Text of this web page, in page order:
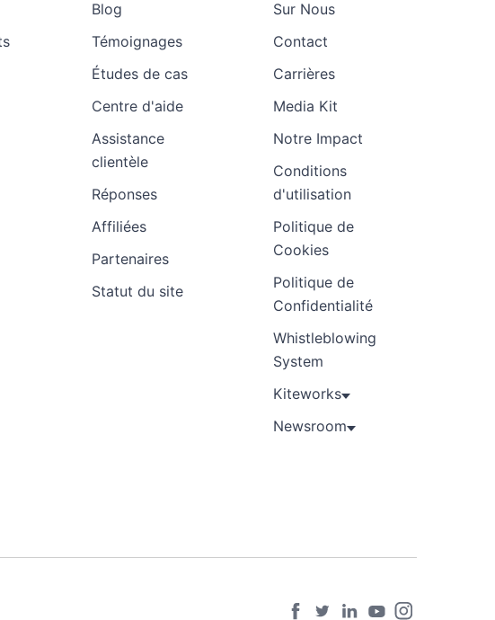
Blog
Témoignages
Études de cas
Centre d'aide
Assistance
clientèle
Réponses
Affiliées
Partenaires
Statut du site
Sur Nous
Contact
Carrières
Media Kit
Notre Impact
Conditions
d'utilisation
Politique de
Cookies
Politique de
Confidentialité
Whistleblowing
System
Kiteworks
Newsroom